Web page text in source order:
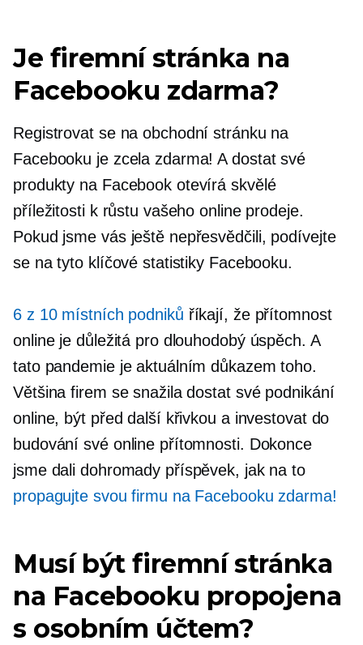
Je firemní stránka na
Facebooku zdarma?
Registrovat se na obchodní stránku na
Facebooku je zcela zdarma! A dostat své
produkty na Facebook otevírá skvělé
příležitosti k růstu vašeho online prodeje.
Pokud jsme vás ještě nepřesvědčili, podívejte
se na tyto klíčové statistiky Facebooku.
6 z 10 místních podniků říkají, že přítomnost
online je důležitá pro dlouhodobý úspěch. A
tato pandemie je aktuálním důkazem toho.
Většina firem se snažila dostat své podnikání
online, být před další křivkou a investovat do
budování své online přítomnosti. Dokonce
jsme dali dohromady příspěvek, jak na to
propagujte svou firmu na Facebooku zdarma!
Musí být firemní stránka
na Facebooku propojena
s osobním účtem?